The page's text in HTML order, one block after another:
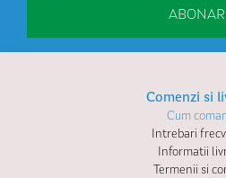
Comenzi si
Cum
Intrebari
Informatii
Termenii si